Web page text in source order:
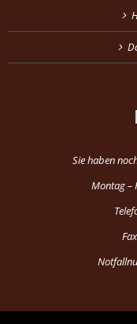
Sie haben
Montag –